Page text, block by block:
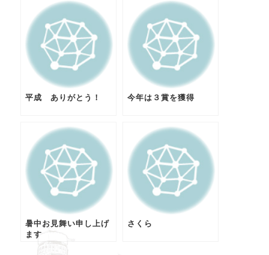
平成 ありがとう！ 今年は３賞を獲得
暑中お見舞い申し上げ
ます
さくら